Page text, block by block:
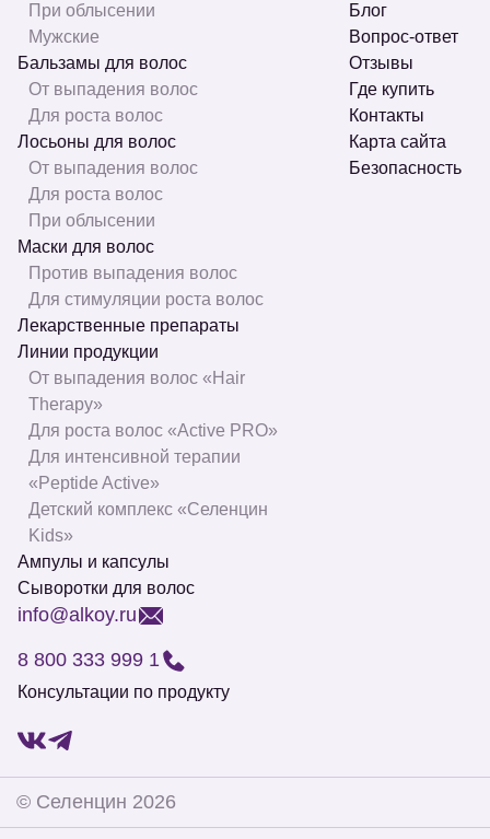
При облысении
Мужские
Бальзамы для волос
От выпадения волос
Для роста волос
Лосьоны для волос
От выпадения волос
Для роста волос
При облысении
Маски для волос
Против выпадения волос
Для стимуляции роста волос
Лекарственные препараты
Линии продукции
От выпадения волос «Hair
Therapy»
Для роста волос «Active PRO»
Для интенсивной терапии
«Peptide Active»
Детский комплекс «Селенцин
Kids»
Ампулы и капсулы
Сыворотки для волос
Блог
Вопрос-ответ
Отзывы
Где купить
Контакты
Карта сайта
Безопасность
info@alkoy.ru
8 800 333 999 1
Консультации по продукту
© Селенцин 2026